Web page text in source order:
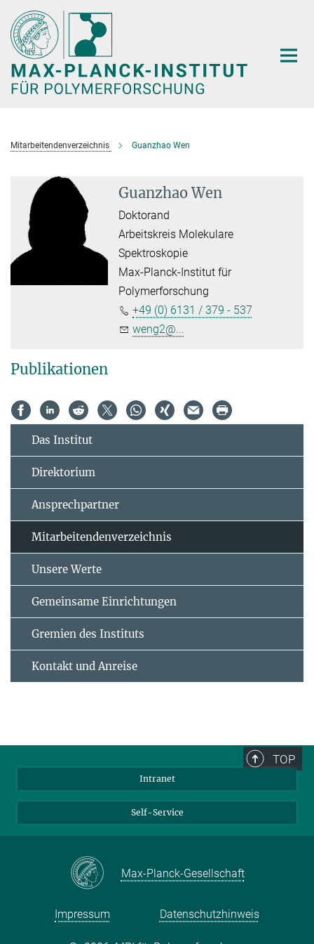
Hauptinhalt
Mitarbeitendenverzeichnis Guanzhao Wen
Guanzhao Wen
Doktorand
Arbeitskreis Molekulare
Spektroskopie
Max-Planck-Institut für
Polymerforschung
+49 (0) 6131 / 379 - 537
weng2@...
Publikationen
Das Institut
Direktorium
Ansprechpartner
Mitarbeitendenverzeichnis
Unsere Werte
Gemeinsame Einrichtungen
Gremien des Instituts
Kontakt und Anreise
TOP
Intranet
Self-Service
Max-Planck-Gesellschaft
Impressum Datenschutzhinweis